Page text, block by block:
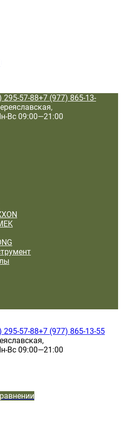
295-57-88+7 (977) 865-13-
Вс 09:00—21:00
295-57-88+7 (977) 865-13-55
Вс 09:00—21:00